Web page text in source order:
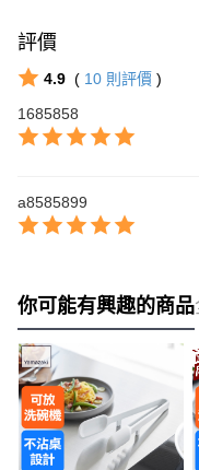
評價
4.9 ( 10 則評價 )
1685858
a8585899
你可能有興趣的商品